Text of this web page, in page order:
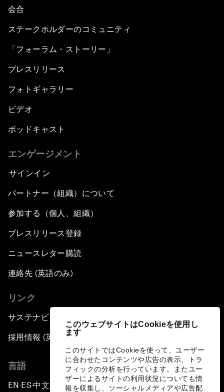
このウェブサイトはCookieを使用し
ます
このサイトではCookieを使って、ユーザー
に合わせたコンテンツや広告の表示、トラ
フィックの分析を行っています。またユー
ザーによるサイトの利用状況についても情
報を収集し、ソーシャルメディアや広告配
会合
ステークホルダーのコミュニティ
「フォーラム・ストーリー」
プレスリリース
フォトギャラリー
ビデオ
ポッドキャスト
エンゲージメント
サインイン
パートナー（組織）について
参加する（個人、組織）
プレスリリース登録
ニュースレター購読
連絡先 (英語のみ)
リンク
サステナビリティへの取り組み
採用情報 (英語のみ)
言語
EN ▪ES▪中文▪ 日本語